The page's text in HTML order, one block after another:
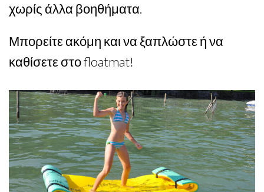
χωρίς άλλα βοηθήματα.
Μπορείτε ακόμη και να ξαπλώστε ή να
καθίσετε στο floatmat!